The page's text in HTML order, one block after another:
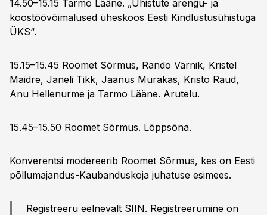
14.50–15.15 Tarmo Lääne. „Ühistute arengu- ja
koostöövõimalused üheskoos Eesti Kindlustusühistuga
ÜKS“.
15.15–15.45 Roomet Sõrmus, Rando Värnik, Kristel
Maidre, Janeli Tikk, Jaanus Murakas, Kristo Raud,
Anu Hellenurme ja Tarmo Lääne. Arutelu.
15.45–15.50 Roomet Sõrmus. Lõppsõna.
Konverentsi modereerib Roomet Sõrmus, kes on Eesti
põllumajandus-Kaubanduskoja juhatuse esimees.
Registreeru eelnevalt SIIN. Registreerumine on